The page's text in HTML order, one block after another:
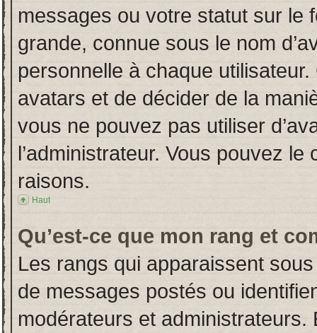
messages ou votre statut sur le
grande, connue sous le nom
personnelle à chaque utilisateur.
avatars et de décider de la
vous ne pouvez pas utiliser
l’administrateur. Vous pouvez
raisons.
Haut
Qu’est-ce que mon rang et
Les rangs qui apparaissent
de messages postés ou
modérateurs et